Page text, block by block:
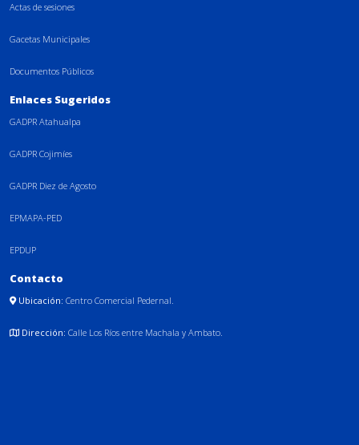
Actas de sesiones
Gacetas Municipales
Documentos Públicos
Enlaces Sugeridos
GADPR Atahualpa
GADPR Cojimíes
GADPR Diez de Agosto
EPMAPA-PED
EPDUP
Contacto
Ubicación: Centro Comercial Pedernal.
Dirección: Calle Los Ríos entre Machala y Ambato.